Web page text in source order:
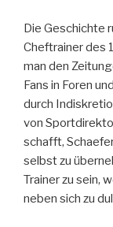
Die Geschichte
Cheftrainer des
man den
Fans in Foren
durch
von
schafft,
selbst zu
Trainer zu sein,
neben sich zu